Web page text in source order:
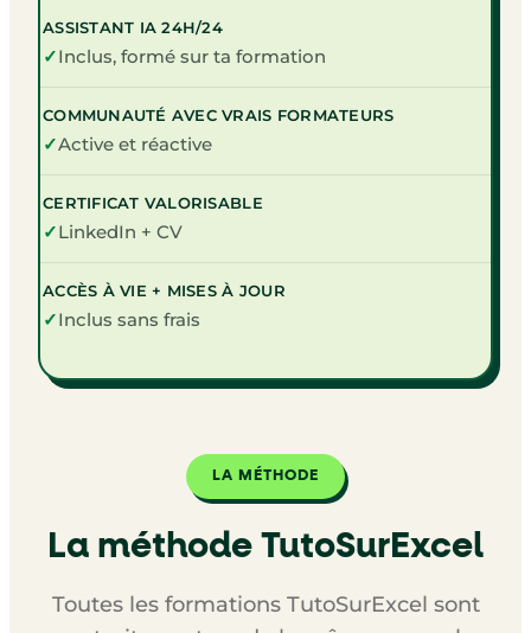
ASSISTANT IA 24H/24
✓Inclus, formé sur ta formation
COMMUNAUTÉ AVEC VRAIS FORMATEURS
✓Active et réactive
CERTIFICAT VALORISABLE
✓LinkedIn + CV
ACCÈS À VIE + MISES À JOUR
✓Inclus sans frais
LA MÉTHODE
La méthode TutoSurExcel
Toutes les formations TutoSurExcel sont